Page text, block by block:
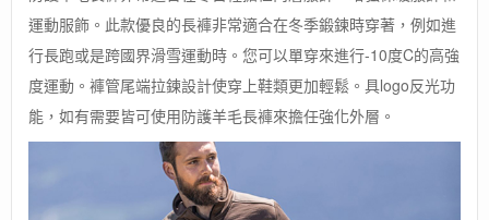
運動服飾。此款優良的長褲非常適合在冬季鍛鍊時穿著，例如進
行長跑或是跨國界滑雪運動時。您可以單穿來進行-10度C的高強
度運動。褲管尾端拉鍊設計使穿上鞋類更加輕鬆。具logo反光功
能，如有需要皆可使用防護羊毛長褲來擔任強化外層。